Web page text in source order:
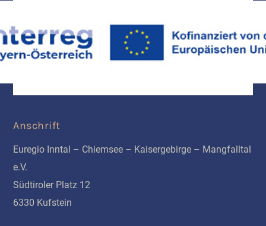
Anschrift
Euregio Inntal – Chiemsee – Kaisergebirge – Mangfalltal
e.V.
Südtiroler Platz 12
6330 Kufstein